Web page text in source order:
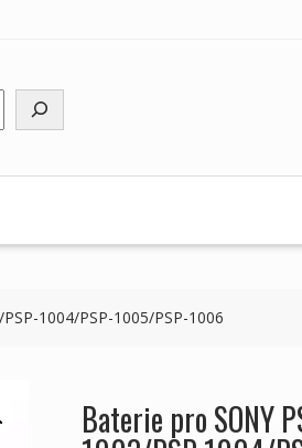
1004/PSP-1005/PSP-1006
Baterie pro SONY